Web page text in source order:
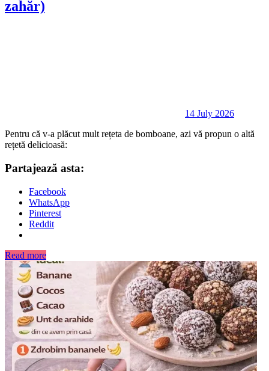
zahăr)
14 July 2026
Pentru că v-a plăcut mult rețeta de bomboane, azi vă propun o altă
rețetă delicioasă:
Partajează asta:
Facebook
WhatsApp
Pinterest
Reddit
Read more